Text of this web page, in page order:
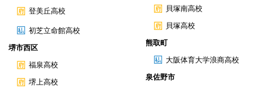
登美丘高校
初芝立命館高校
堺市西区
福泉高校
堺上高校
貝塚南高校
貝塚高校
熊取町
大阪体育大学浪商高校
泉佐野市